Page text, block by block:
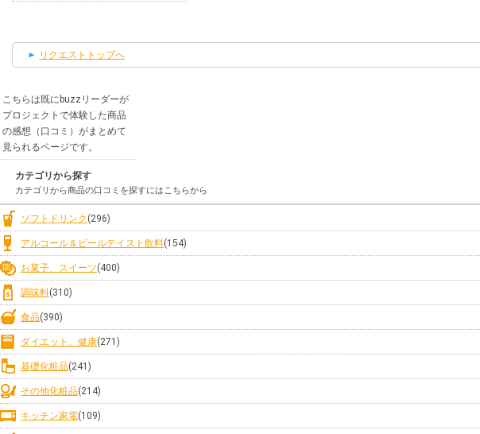
リクエストトップへ
こちらは既にbuzzリーダーが
プロジェクトで体験した商品
の感想（口コミ）がまとめて
見られるページです。
カテゴリから探す
カテゴリから商品の口コミを探すにはこちらから
ソフトドリンク (296)
アルコール＆ビールテイスト飲料(154)
お菓子、スイーツ(400)
調味料(310)
食品(390)
ダイエット、健康(271)
基礎化粧品(241)
その他化粧品(214)
キッチン家電(109)